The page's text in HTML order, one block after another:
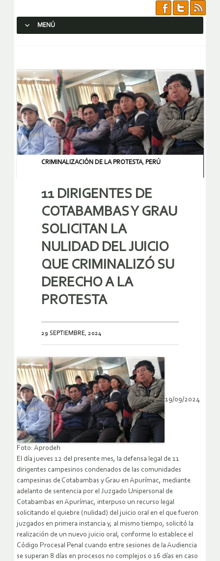
MENÚ
CRIMINALIZACIÓN DE LA PROTESTA, PERÚ
11 DIRIGENTES DE
COTABAMBAS Y GRAU
SOLICITAN LA
NULIDAD DEL JUICIO
QUE CRIMINALIZÓ SU
DERECHO A LA
PROTESTA
29 SEPTIEMBRE, 2024
19/09/2024
Foto: Aprodeh
El día jueves 12 del presente mes, la defensa legal de 11
dirigentes campesinos condenados de las comunidades
campesinas de Cotabambas y Grau en Apurímac, mediante
adelanto de sentencia por el Juzgado Unipersonal de
Cotabambas en Apurímac, interpuso un recurso legal
solicitando el quiebre (nulidad) del juicio oral en el que fueron
juzgados en primera instancia y, al mismo tiempo, solicitó la
realización de un nuevo juicio oral, conforme lo establece el
Código Procesal Penal cuando entre sesiones de la Audiencia
se superan 8 días en procesos no complejos o 16 días en caso